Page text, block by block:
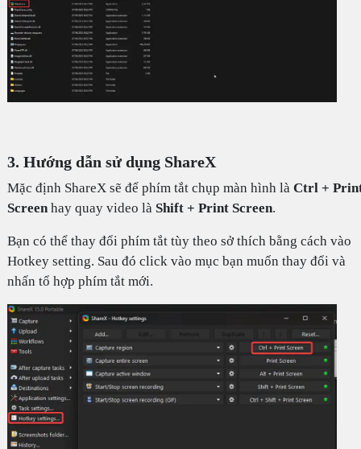
3. Hướng dẫn sử dụng ShareX
Mặc định ShareX sẽ để phím tắt chụp màn hình là Ctrl +
Screenhay quay video là Shift + Print Screen.
Bạn có thể thay đổi phím tắt tùy theo sở thích bằng cách vào
Hotkey setting. Sau đó click vào mục bạn muốn thay đổi và
nhấn tổ hợp phím tắt mới.